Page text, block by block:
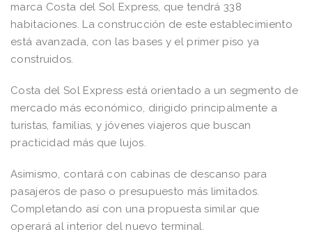
marca Costa del Sol Express, que tendrá 338
habitaciones. La construcción de este establecimiento
está avanzada, con las bases y el primer piso ya
construidos.
Costa del Sol Express está orientado a un segmento de
mercado más económico, dirigido principalmente a
turistas, familias, y jóvenes viajeros que buscan
practicidad más que lujos.
Asimismo, contará con cabinas de descanso para
pasajeros de paso o presupuesto más limitados.
Completando así con una propuesta similar que
operará al interior del nuevo terminal.